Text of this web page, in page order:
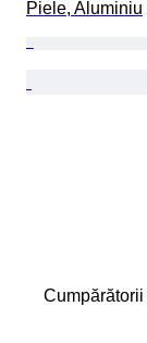
Piele, Aluminiu